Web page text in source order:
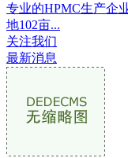
专业的HPMC生产企
地102亩...
关注我们
最新消息